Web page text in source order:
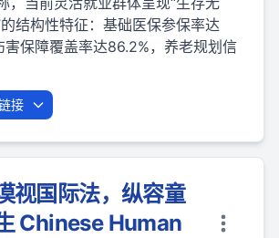
结构性特征：基础医保参保率达
害保障覆盖率达86.2%，养老规划信
接
视国际法，纵容童
Chinese Human